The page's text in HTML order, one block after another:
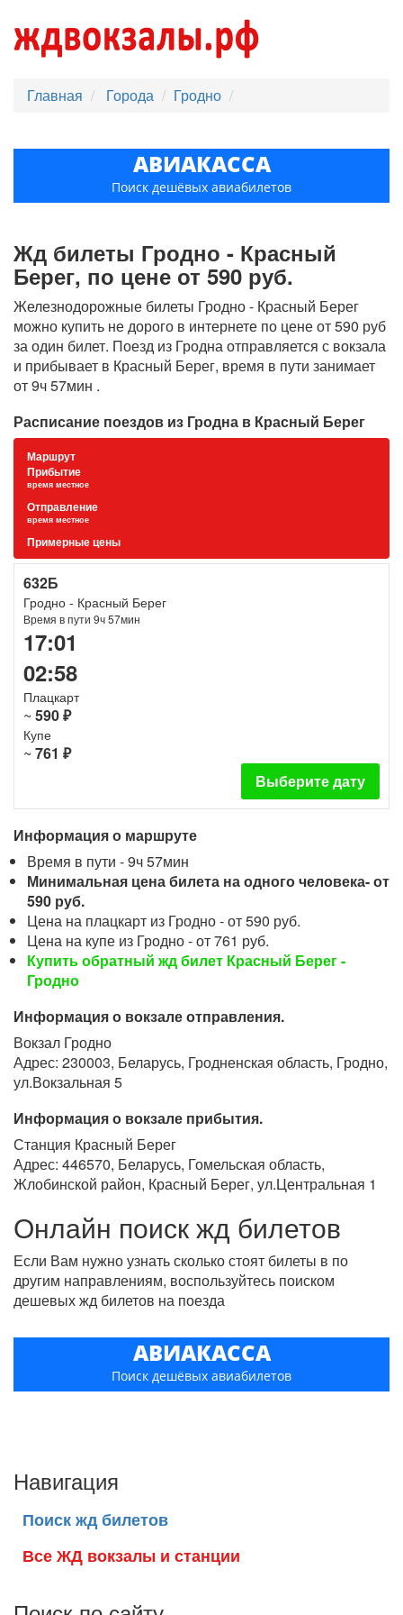
Главная Города Гродно
АВИАКАССА
Поиск дешёвых авиабилетов
Жд билеты Гродно - Красный
Берег, по цене от 590 руб.
Железнодорожные билеты Гродно - Красный Берег
можно купить не дорого в интернете по цене от 590 руб
за один билет. Поезд из Гродна отправляется с вокзала
и прибывает в Красный Берег, время в пути занимает
от 9ч 57мин .
Расписание поездов из Гродна в Красный Берег
Маршрут
Прибытие
время местное
Отправление
время местное
Примерные цены
632Б
Гродно - Красный Берег
Время в пути 9ч 57мин
17:01
02:58
Плацкарт
~ 590 ₽
Купе
~ 761 ₽
Выберите дату
Информация о маршруте
Время в пути - 9ч 57мин
Минимальная цена билета на одного человека- от
590 руб.
Цена на плацкарт из Гродно - от 590 руб.
Цена на купе из Гродно - от 761 руб.
Купить обратный жд билет Красный Берег -
Гродно
Информация о вокзале отправления.
Вокзал Гродно
Адрес: 230003, Беларусь, Гродненская область, Гродно,
ул.Вокзальная 5
Информация о вокзале прибытия.
Станция Красный Берег
Адрес: 446570, Беларусь, Гомельская область,
Жлобинской район, Красный Берег, ул.Центральная 1
Онлайн поиск жд билетов
Если Вам нужно узнать сколько стоят билеты в по
другим направлениям, воспользуйтесь поиском
дешевых жд билетов на поезда
АВИАКАССА
Поиск дешёвых авиабилетов
Навигация
Поиск жд билетов
Все ЖД вокзалы и станции